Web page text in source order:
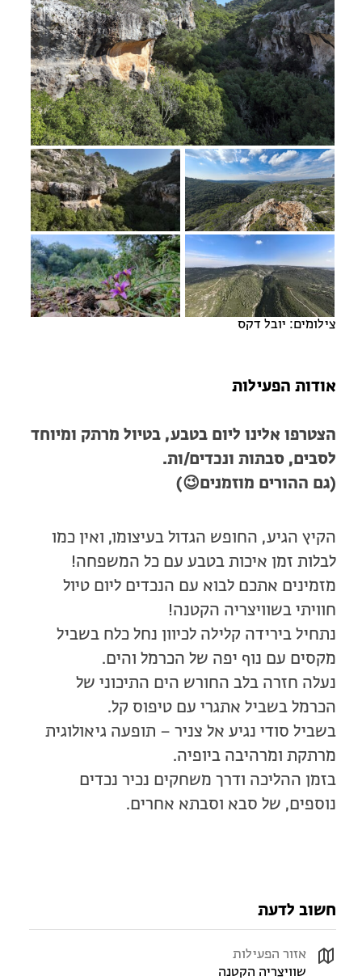
מחנות קיץ
מחנות קיץ
חופשות בבתי ספר שדה
ארץ אהבתי – קבוצות טיולים למבוגרים
צילומים: יובל דקס
אודות הפעילות
הצטרפו אלינו ליום בטבע, בטיול מרתק ומיוחד
לסבים, סבתות ונכדים/ות.
(גם ההורים מוזמנים😉)
הקיץ הגיע, החופש הגדול בעיצומו, ואין כמו
לבלות זמן איכות בטבע עם כל המשפחה!
מזמינים אתכם לבוא עם הנכדים ליום טיול
חוויתי בשוויצריה הקטנה!
נתחיל בירידה קלילה לכיוון נחל כלח בשביל
מקסים עם נוף יפה של הכרמל והים.
נעלה חזרה בלב החורש הים התיכוני של
הכרמל בשביל אתגרי עם טיפוס קל.
בשביל סודי נגיע אל צניר – תופעה גיאולוגית
מרתקת ומרהיבה ביופיה.
בזמן ההליכה ודרך משחקים נכיר נכדים
נוספים, של סבא וסבתא אחרים.
חשוב לדעת
אזור הפעילות
שוויצריה הקטנה